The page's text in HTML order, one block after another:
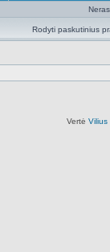
Rodyti paskutinius
Vertė Vilius